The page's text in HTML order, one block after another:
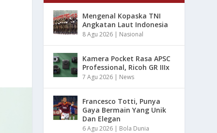
Mengenal Kopaska TNI
Angkatan Laut Indonesia
8 Agu 2026 | Nasional
Kamera Pocket Rasa APSC
Professional, Ricoh GR IIIx
7 Agu 2026 | News
Francesco Totti, Punya
Gaya Bermain Yang Unik
Dan Elegan
6 Agu 2026 | Bola Dunia